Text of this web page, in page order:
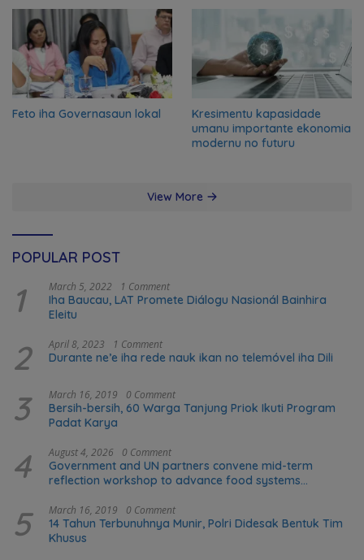
Feto iha Governasaun lokal
Kresimentu kapasidade
umanu importante ekonomia
modernu no futuru
View More
POPULAR POST
1 March 5, 2022 1 Comment
Iha Baucau, LAT Promete Diálogu Nasionál Bainhira
Eleitu
2 April 8, 2023 1 Comment
Durante ne’e iha rede nauk ikan no telemóvel iha Dili
3 March 16, 2019 0 Comment
Bersih-bersih, 60 Warga Tanjung Priok Ikuti Program
Padat Karya
4 August 4, 2026 0 Comment
Government and UN partners convene mid-term
reflection workshop to advance food systems
5 March 16, 2019 0 Comment
14 Tahun Terbunuhnya Munir, Polri Didesak Bentuk Tim
Khusus